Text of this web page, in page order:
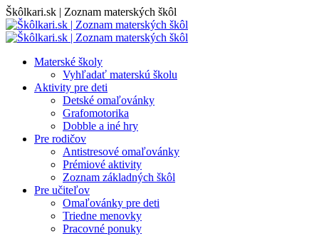
Skip
to
content
Škôlkari.sk | Zoznam materských škôl
Materské školy
Vyhľadať materskú školu
Aktivity pre deti
Detské omaľovánky
Grafomotorika
Dobble a iné hry
Pre rodičov
Antistresové omaľovánky
Prémiové aktivity
Zoznam základných škôl
Pre učiteľov
Omaľovánky pre deti
Triedne menovky
Pracovné ponuky